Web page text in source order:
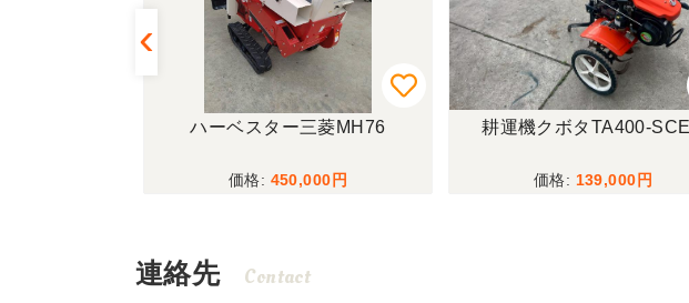
ハーベスター三菱MH76
450,000
耕運機クボタTA400-
139,000
連絡先 Contact